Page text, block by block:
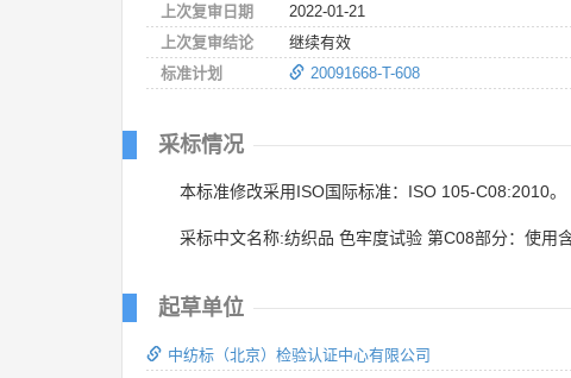
上次复审日期
2022-01-21
上次复审结论
继续有效
标准计划
20091668-T-608
采标情况
本标准修改采用ISO国际标准：ISO 105-C08:2010。
采标中文名称:纺织品 色牢度试验 第C08部分：使用
起草单位
中纺标（北京）检验认证中心有限公司